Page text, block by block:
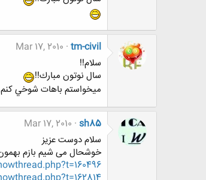
tm-civil
Mar 17, 2010
سلام!!
سال نوتون مبارك!!
ميخواستم باهات شوخي كنم
sh85
Mar 17, 2010
سلام دوست عزیز
خوشحال می شیم بازم